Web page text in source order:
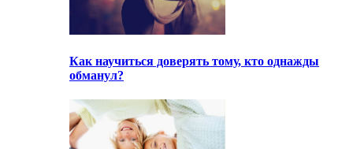
Как научиться доверять тому, кто однажды
обманул?